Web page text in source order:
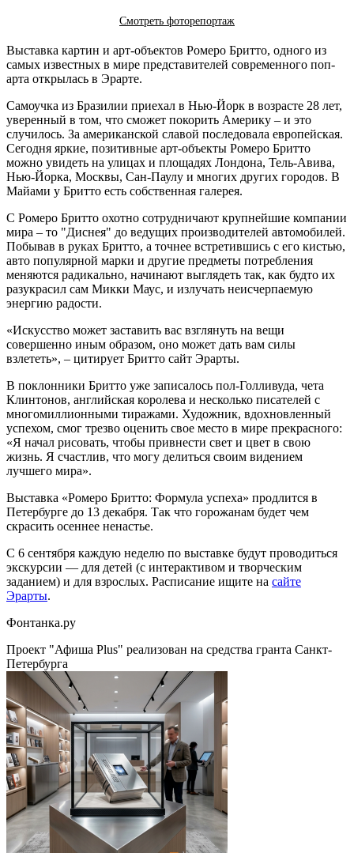
Смотреть фоторепортаж
Выставка картин и арт-объектов Ромеро Бритто, одного из
самых известных в мире представителей современного поп-
арта открылась в Эрарте.
Самоучка из Бразилии приехал в Нью-Йорк в возрасте 28 лет,
уверенный в том, что сможет покорить Америку – и это
случилось. За американской славой последовала европейская.
Сегодня яркие, позитивные арт-объекты Ромеро Бритто
можно увидеть на улицах и площадях Лондона, Тель-Авива,
Нью-Йорка, Москвы, Сан-Паулу и многих других городов. В
Майами у Бритто есть собственная галерея.
С Ромеро Бритто охотно сотрудничают крупнейшие компании
мира – то "Диснея" до ведущих производителей автомобилей.
Побывав в руках Бритто, а точнее встретившись с его кистью,
авто популярной марки и другие предметы потребления
меняются радикально, начинают выглядеть так, как будто их
разукрасил сам Микки Маус, и излучать неисчерпаемую
энергию радости.
«Искусство может заставить вас взглянуть на вещи
совершенно иным образом, оно может дать вам силы
взлететь», – цитирует Бритто сайт Эрарты.
В поклонники Бритто уже записалось пол-Голливуда, чета
Клинтонов, английская королева и несколько писателей с
многомиллионными тиражами. Художник, вдохновленный
успехом, смог трезво оценить свое место в мире прекрасного:
«Я начал рисовать, чтобы привнести свет и цвет в свою
жизнь. Я счастлив, что могу делиться своим видением
лучшего мира».
Выставка «Ромеро Бритто: Формула успеха» продлится в
Петербурге до 13 декабря. Так что горожанам будет чем
скрасить осеннее ненастье.
С 6 сентября каждую неделю по выставке будут проводиться
экскурсии — для детей (с интерактивом и творческим
заданием) и для взрослых. Расписание ищите на сайте
Эрарты.
Фонтанка.ру
Проект "Афиша Plus" реализован на средства гранта Санкт-
Петербурга